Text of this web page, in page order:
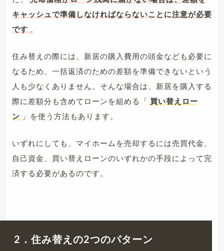
キャッシュで準備しなければならないことに注意が必要
です 。
住み替えの際には、新居の購入費用の頭金なども必要に
なるため、一括返済のための差額を準備できないという
人も少なくありません。そんな場合は、新居を購入する
際に差額分も含めてローンを組める「 買い替えロー
ン 」を使う方法もあります。
いずれにしても、マイホームを売却するには売買代金、
自己資金、買い替えローンのいずれかの手段によって完
済する必要があるのです。
2．住み替えの2つのパターン